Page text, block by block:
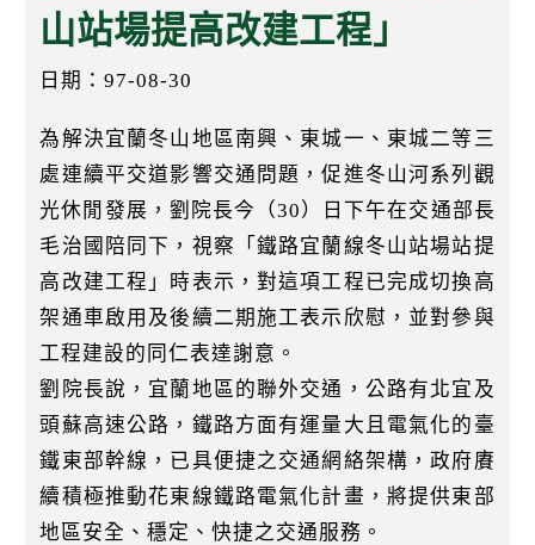
山站場提高改建工程」
日期：97-08-30
為解決宜蘭冬山地區南興、東城一、東城二等三
處連續平交道影響交通問題，促進冬山河系列觀
光休閒發展，劉院長今（30）日下午在交通部長
毛治國陪同下，視察「鐵路宜蘭線冬山站場站提
高改建工程」時表示，對這項工程已完成切換高
架通車啟用及後續二期施工表示欣慰，並對參與
工程建設的同仁表達謝意。
劉院長說，宜蘭地區的聯外交通，公路有北宜及
頭蘇高速公路，鐵路方面有運量大且電氣化的臺
鐵東部幹線，已具便捷之交通網絡架構，政府賡
續積極推動花東線鐵路電氣化計畫，將提供東部
地區安全、穩定、快捷之交通服務。